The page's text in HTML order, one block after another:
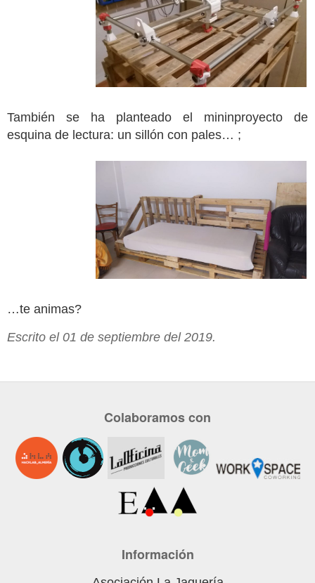
También se ha planteado el mininproyecto de
esquina de lectura: un sillón con pales… ;
…te animas?
Escrito el 01 de septiembre del 2019.
Colaboramos con
Información